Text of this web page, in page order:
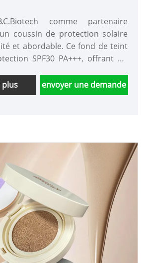
comme partenaire
coussin de protection solaire
et abordable. Ce fond de teint
SPF30 PA+++, offrant un
Disponible dans une
et de nuances, des options
plus envoyer une demande